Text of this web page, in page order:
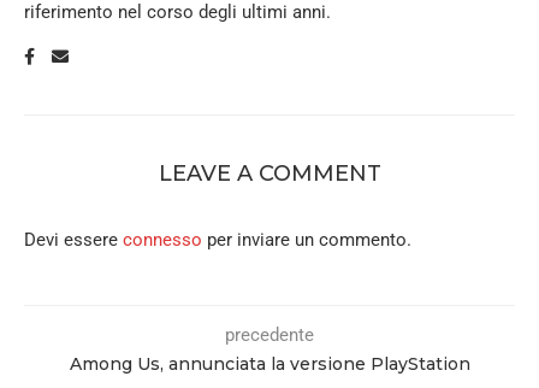
riferimento nel corso degli ultimi anni.
LEAVE A COMMENT
Devi essere connesso per inviare un commento.
precedente
Among Us, annunciata la versione PlayStation